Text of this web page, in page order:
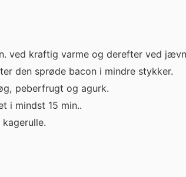
ved kraftig varme og derefter ved
den sprøde bacon i mindre stykker.
peberfrugt og agurk.
i mindst 15 min..